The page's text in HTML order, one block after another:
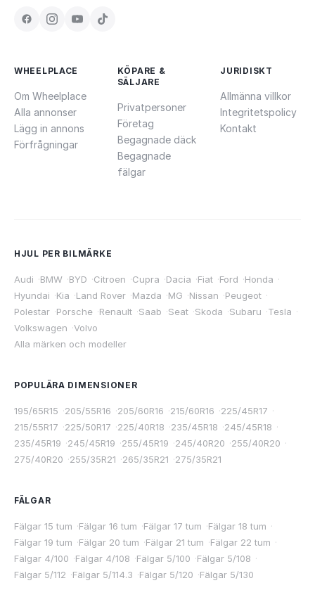
WHEELPLACE
Om Wheelplace
Alla annonser
Lägg in annons
Förfrågningar
KÖPARE &
SÄLJARE
Privatpersoner
Företag
Begagnade däck
Begagnade
fälgar
JURIDISKT
Allmänna villkor
Integritetspolicy
Kontakt
HJUL PER BILMÄRKE
Audi ·BMW ·BYD ·Citroen ·Cupra ·Dacia ·Fiat ·Ford ·Honda ·
Hyundai ·Kia ·Land Rover ·Mazda ·MG ·Nissan ·Peugeot ·
Polestar ·Porsche ·Renault ·Saab ·Seat ·Skoda ·Subaru ·Tesla ·
Volkswagen ·Volvo
Alla märken och modeller
POPULÄRA DIMENSIONER
195/65R15 ·205/55R16 ·205/60R16 ·215/60R16 ·225/45R17 ·
215/55R17 ·225/50R17 ·225/40R18 ·235/45R18 ·245/45R18 ·
235/45R19 ·245/45R19 ·255/45R19 ·245/40R20 ·255/40R20 ·
275/40R20 ·255/35R21 ·265/35R21 ·275/35R21
FÄLGAR
Fälgar 15 tum ·Fälgar 16 tum ·Fälgar 17 tum ·Fälgar 18 tum ·
Fälgar 19 tum ·Fälgar 20 tum ·Fälgar 21 tum ·Fälgar 22 tum ·
Fälgar 4/100 ·Fälgar 4/108 ·Fälgar 5/100 ·Fälgar 5/108 ·
Fälgar 5/112 ·Fälgar 5/114.3 ·Fälgar 5/120 ·Fälgar 5/130